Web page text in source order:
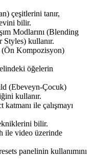
çeşitlerini tanır,
bilir.
Modlarını (Blending
kullanır.
(Ön Kompozisyon)
öğelerin
(Ebeveyn-Çocuk)
kullanır.
ile çalışmayı
bilir.
ile video üzerinde
panelinin kullanımını